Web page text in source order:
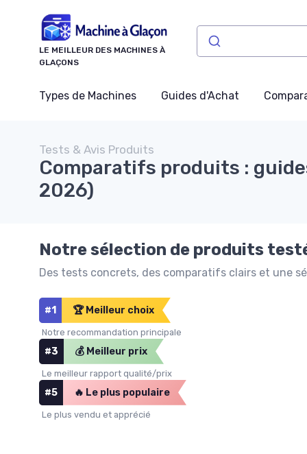
LE MEILLEUR DES MACHINES À
GLAÇONS
Types de Machines Guides d'Achat
Tests & Avis Produits
Comparatifs produits :
2026)
Notre sélection de produits
Des tests concrets, des comparatifs clairs et une
#1 🏆 Meilleur choix
Notre recommandation principale
#3 💰 Meilleur prix
Le meilleur rapport qualité/prix
#5 🔥 Le plus populaire
Le plus vendu et apprécié